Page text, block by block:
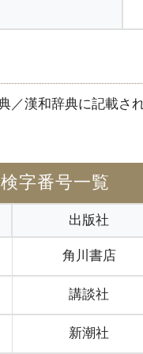
漢和辞典に記載さ
字番号一覧
出版社
角川書店
講談社
新潮社